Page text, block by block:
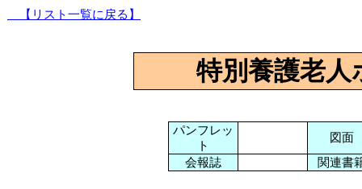
【リスト一覧に戻る】
特別養護老
パンフレッ
ト
図面
会報誌
関連書